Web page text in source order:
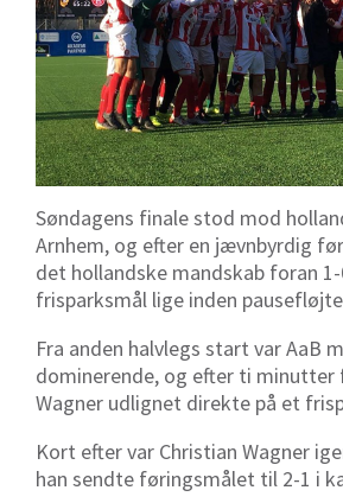
Søndagens finale stod mod
Arnhem, og efter en jævnbyrdig
det hollandske mandskab foran
frisparksmål lige inden
Fra anden halvlegs start var AaB
dominerende, og efter ti minutter
Wagner udlignet direkte på et
Kort efter var Christian Wagner
han sendte føringsmålet til 2-1 i